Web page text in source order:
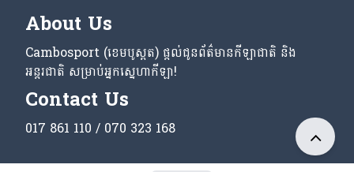
About Us
Cambosport (ខេមបូស្ពត) ផ្តល់ជូនព័ត៌មានកីឡាជាតិ និង
អន្តរជាតិ សម្រាប់អ្នកស្នេហាកីឡា!
Contact Us
017 861 110 / 070 323 168